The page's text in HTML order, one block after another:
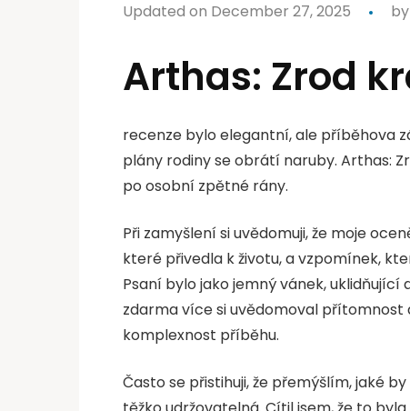
Updated on December 27, 2025 by
Arthas: Zrod
recenze bylo elegantní, ale příběhova
plány rodiny se obrátí naruby. Arthas:
po osobní zpětné rány.
Při zamyšlení si uvědomuji, že moje
které přivedla k životu, a vzpomínek,
Psaní bylo jako jemný vánek,
zdarma více si uvědomoval
komplexnost příběhu.
Často se přistihuji, že přemýšlím, jaké